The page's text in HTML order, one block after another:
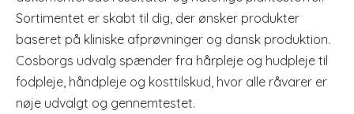
Sortimentet er skabt til dig, der ønsker produkter
baseret på kliniske afprøvninger og dansk produktion.
Cosborgs udvalg spænder fra hårpleje og hudpleje til
fodpleje, håndpleje og kosttilskud, hvor alle råvarer er
nøje udvalgt og gennemtestet.